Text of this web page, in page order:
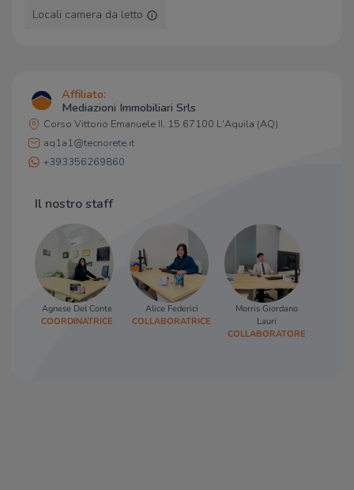
La Locanda Del Moro
Locali camera da letto
Affiliato:
Mediazioni Immobiliari Srls
Corso Vittorio Emanuele II, 15 67100 L'Aquila (AQ)
aq1a1@tecnorete.it
+393356269860
Il nostro staff
Agnese Del Conte
COORDINATRICE
Alice Federici
COLLABORATRICE
Morris Giordano
Lauri
COLLABORATORE